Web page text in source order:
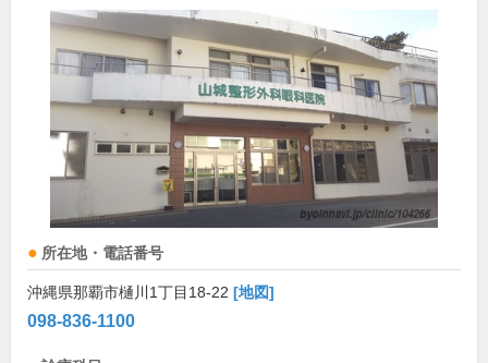
所在地・電話番号
沖縄県那覇市樋川1丁目18-22 [地図]
098-836-1100